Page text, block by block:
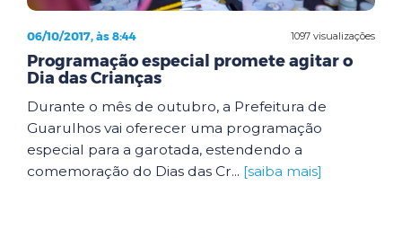
1097 visualizações
06/10/2017, às 8:44
Programação especial promete agitar o
Dia das Crianças
Durante o mês de outubro, a Prefeitura de
Guarulhos vai oferecer uma programação
especial para a garotada, estendendo a
comemoração do Dias das Cr... [saiba mais]